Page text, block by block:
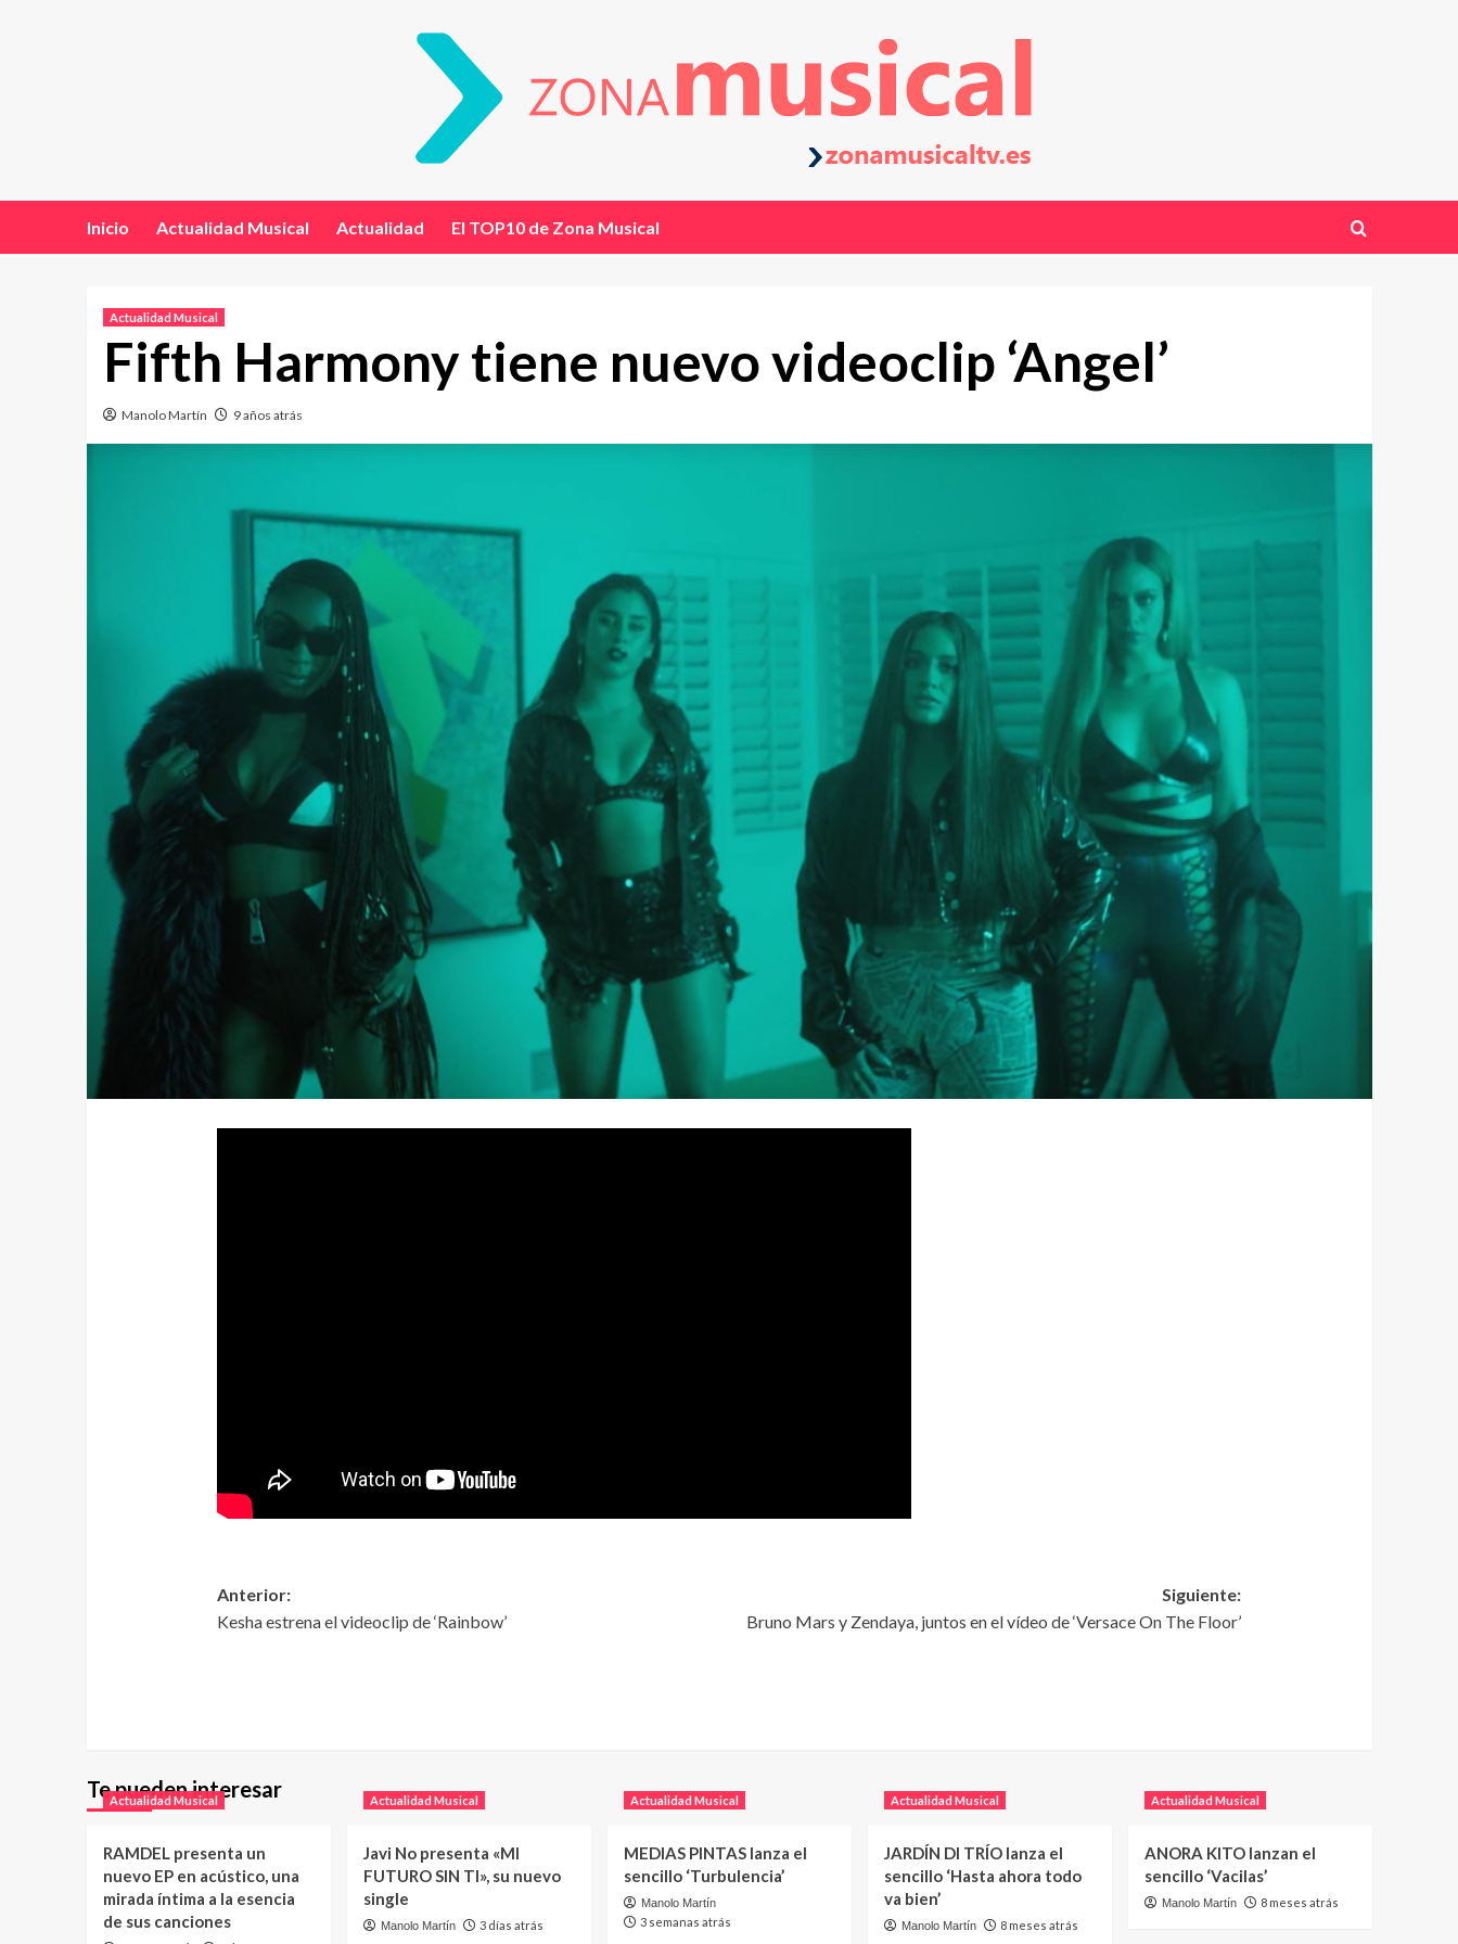
Inicio Actualidad Musical Actualidad El TOP10 de Zona Musical
Actualidad Musical
Fifth Harmony tiene nuevo videoclip ‘Angel’
Manolo Martín 9 años atrás
Anterior:
Kesha estrena el videoclip de ‘Rainbow’
Siguiente:
Bruno Mars y Zendaya, juntos en el vídeo de ‘Versace On The Floor’
Te pueden interesar
Actualidad Musical
RAMDEL presenta un
nuevo EP en acústico, una
mirada íntima a la esencia
de sus canciones
Actualidad Musical
Javi No presenta «MI
FUTURO SIN TI», su nuevo
single
Manolo Martín 3 días atrás
Actualidad Musical
MEDIAS PINTAS lanza el
sencillo ‘Turbulencia’
Manolo Martín
3 semanas atrás
Actualidad Musical
JARDÍN DI TRÍO lanza el
sencillo ‘Hasta ahora todo
va bien’
Manolo Martín 8 meses atrás
Actualidad Musical
ANORA KITO lanzan el
sencillo ‘Vacilas’
Manolo Martín 8 meses atrás